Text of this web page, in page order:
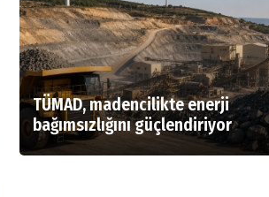
TÜMAD, madencilikte enerji
bağımsızlığını güçlendiriyor